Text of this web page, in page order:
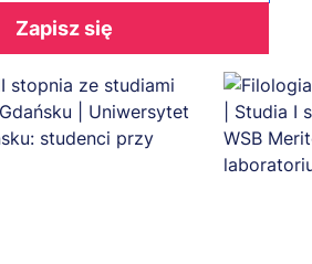
Zapisz się